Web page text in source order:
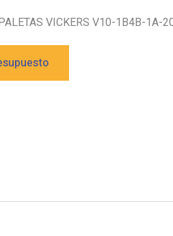
VICKERS V10-1B4B-1A-